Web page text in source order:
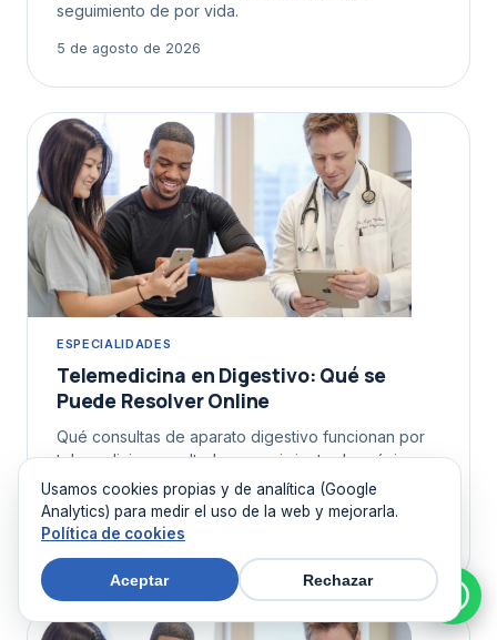
seguimiento de por vida.
5 de agosto de 2026
ESPECIALIDADES
Telemedicina en Digestivo: Qué se
Puede Resolver Online
Qué consultas de aparato digestivo funcionan por
telemedicina: resultados, seguimiento de crónicos,
preparación de pruebas y triaje. Y qué exige
presencia.
5 de agosto de 2026
Usamos cookies propias y de analítica (Google
Analytics) para medir el uso de la web y mejorarla.
Política de cookies
Aceptar Rechazar